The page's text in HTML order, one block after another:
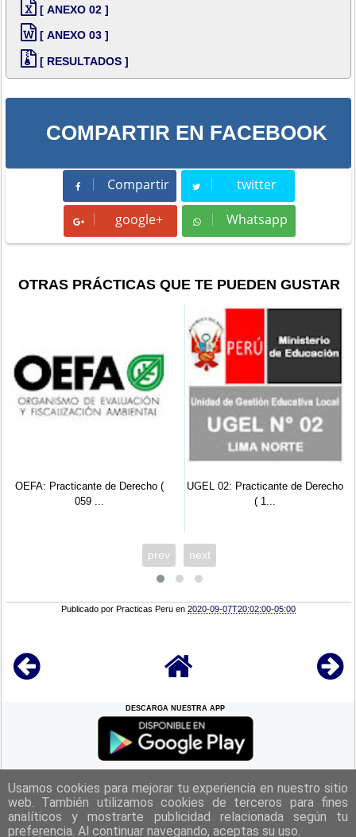
[ ANEXO 02 ]
[ ANEXO 03 ]
[ RESULTADOS ]
COMPARTIR EN FACEBOOK
Compartir
Compartir twitter
Tweet
google+ Whatsapp
Whatsapp
OTRAS PRÁCTICAS QUE TE PUEDEN GUSTAR
OEFA: Practicante de Derecho (
059 ...
UGEL 02: Practicante de Derecho
( 1...
prev next
Publicado porPracticas Peru en2020-09-07T20:02:00-05:00
DESCARGA NUESTRA APP
REGRESAR A LACIMA
|Politica de Privacidad|Aviso Legal| Términos y Condiciones
|
Contacto|
Usamos cookies para mejorar tu experiencia en nuestro sitio
web. También utilizamos cookies de terceros para fines
analíticos y mostrarte publicidad relacionada según tu
preferencia. Al continuar navegando, aceptas su uso.